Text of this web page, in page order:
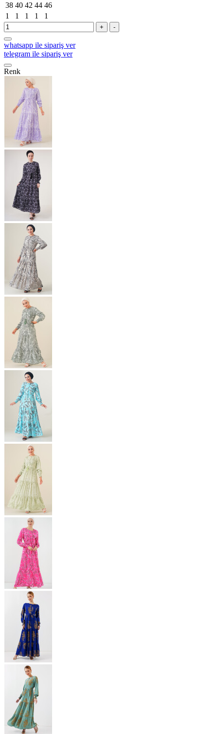
38 40 42 44 46
1
1 1 1 1
+ -
whatsapp ile sipariş ver
telegram ile sipariş ver
Renk